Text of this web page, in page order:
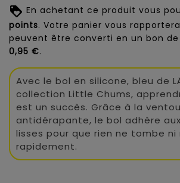
En achetant ce produit vous
points. Votre panier vous rapportera
peuvent être converti en un bon
0,95 €.
Avec le bol en silicone, bleu de
collection Little Chums,
est un succès. Grâce à la
antidérapante, le bol adhère
lisses pour que rien ne tombe ni
rapidement.